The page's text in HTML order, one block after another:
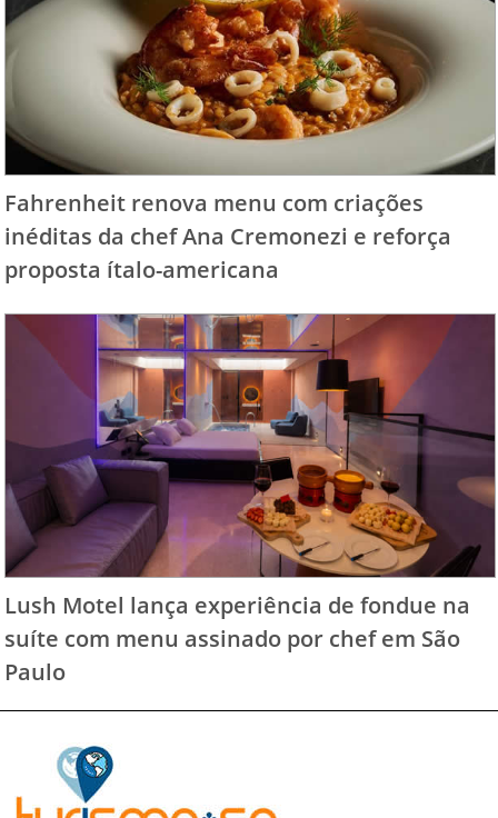
Fahrenheit renova menu com criações
inéditas da chef Ana Cremonezi e reforça
proposta ítalo-americana
Lush Motel lança experiência de fondue na
suíte com menu assinado por chef em São
Paulo